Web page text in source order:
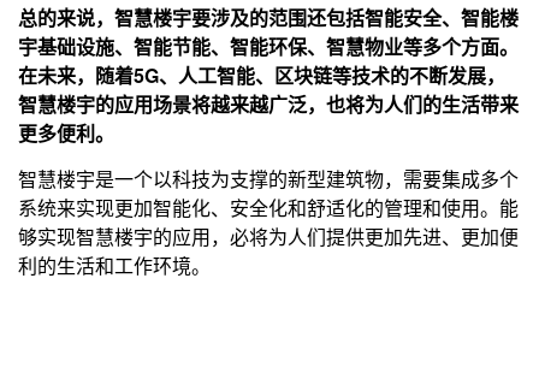
总的来说，智慧楼宇要涉及的范围还包括智能安全、智能楼
宇基础设施、智能节能、智能环保、智慧物业等多个方面。
在未来，随着5G、人工智能、区块链等技术的不断发展，
智慧楼宇的应用场景将越来越广泛，也将为人们的生活带来
更多便利。
智慧楼宇是一个以科技为支撑的新型建筑物，需要集成多个
系统来实现更加智能化、安全化和舒适化的管理和使用。能
够实现智慧楼宇的应用，必将为人们提供更加先进、更加便
利的生活和工作环境。